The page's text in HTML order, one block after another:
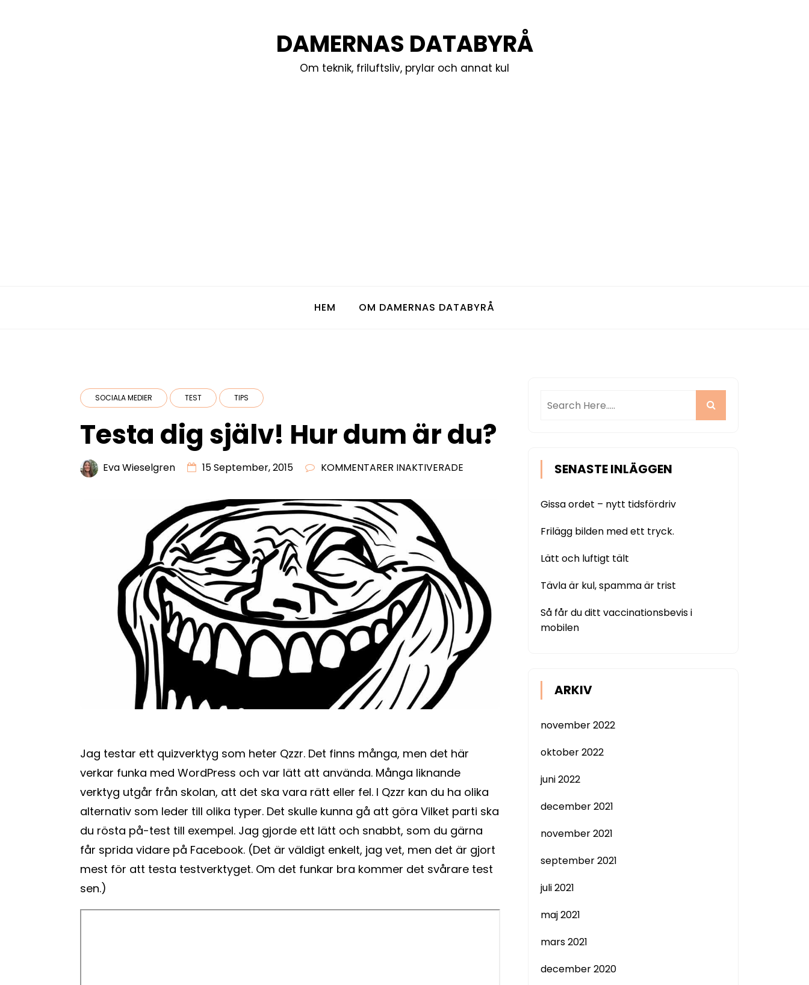
DAMERNAS DATABYRÅ
Om teknik, friluftsliv, prylar och annat kul
HEM OM DAMERNAS DATABYRÅ
SOCIALA MEDIER TEST TIPS
Testa dig själv! Hur dum är du?
Eva Wieselgren 15 September, 2015 KOMMENTARER INAKTIVERADE
ÄR
DU?
Jag testar ett quizverktyg som heter Qzzr. Det finns många, men det här
verkar funka med WordPress och var lätt att använda. Många liknande
verktyg utgår från skolan, att det ska vara rätt eller fel. I Qzzr kan du ha olika
alternativ som leder till olika typer. Det skulle kunna gå att göra Vilket parti ska
du rösta på-test till exempel. Jag gjorde ett lätt och snabbt, som du gärna
får sprida vidare på Facebook. (Det är väldigt enkelt, jag vet, men det är gjort
mest för att testa testverktyget. Om det funkar bra kommer det svårare test
sen.)
SENASTE INLÄGGEN
Gissa ordet – nytt tidsfördriv
Frilägg bilden med ett tryck.
Lätt och luftigt tält
Tävla är kul, spamma är trist
Så får du ditt vaccinationsbevis i
mobilen
ARKIV
november 2022
oktober 2022
juni 2022
december 2021
november 2021
september 2021
juli 2021
maj 2021
mars 2021
december 2020